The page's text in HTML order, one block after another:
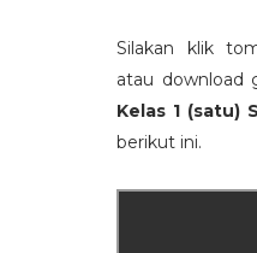
Silakan klik
atau download
Kelas 1 (satu)
berikut ini.